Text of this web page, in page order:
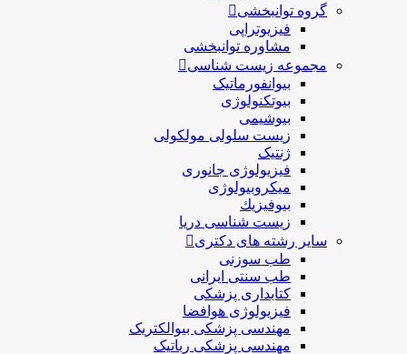
گروه توانبخشی
فیزیوتراپی
مشاوره توانبخشی
مجموعه زیست شناسی
بیوانفورماتیک
بیوتکنولوژی
بیوشیمی
زیست سلولی مولکولی
ژنتیک
فیزیولوژی جانوری
میکروبیولوژی
بيوفيزيك
زیست شناسی دریا
سایر رشته های دکتری
طب سوزنی
طب سنتی ایرانی
کتابداری پزشکی
فیزیولوژی هوافضا
مهندسی پزشکی بیوالکتریک
مهندسی پزشکی رباتیک